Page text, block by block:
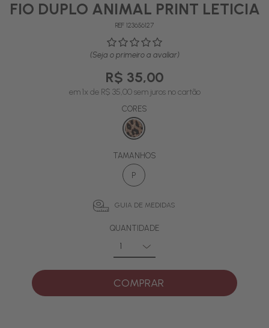
FIO DUPLO ANIMAL PRINT LETICIA
REF 123656127
(Seja o primeiro a avaliar)
R$ 35,00
em 1x de R$ 35,00 sem juros no cartão
CORES
TAMANHOS
P
GUIA DE MEDIDAS
QUANTIDADE
COMPRAR